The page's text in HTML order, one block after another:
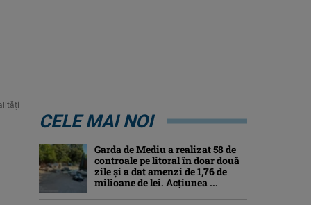
CELE MAI NOI
Garda de Mediu a realizat 58 de
controale pe litoral în doar două
zile și a dat amenzi de 1,76 de
milioane de lei. Acțiunea ...